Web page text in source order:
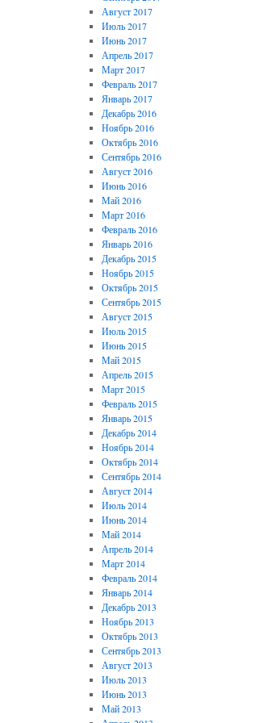
Август 2017
Июль 2017
Июнь 2017
Апрель 2017
Март 2017
Февраль 2017
Январь 2017
Декабрь 2016
Ноябрь 2016
Октябрь 2016
Сентябрь 2016
Август 2016
Июнь 2016
Май 2016
Март 2016
Февраль 2016
Январь 2016
Декабрь 2015
Ноябрь 2015
Октябрь 2015
Сентябрь 2015
Август 2015
Июль 2015
Июнь 2015
Май 2015
Апрель 2015
Март 2015
Февраль 2015
Январь 2015
Декабрь 2014
Ноябрь 2014
Октябрь 2014
Сентябрь 2014
Август 2014
Июль 2014
Июнь 2014
Май 2014
Апрель 2014
Март 2014
Февраль 2014
Январь 2014
Декабрь 2013
Ноябрь 2013
Октябрь 2013
Сентябрь 2013
Август 2013
Июль 2013
Июнь 2013
Май 2013